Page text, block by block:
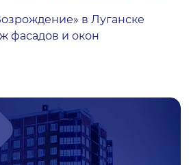
в Луганске
фасадов и окон